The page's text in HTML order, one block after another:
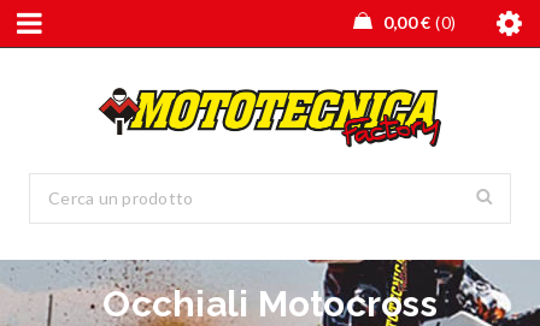
0,00€ 0
Occhiali Motocross